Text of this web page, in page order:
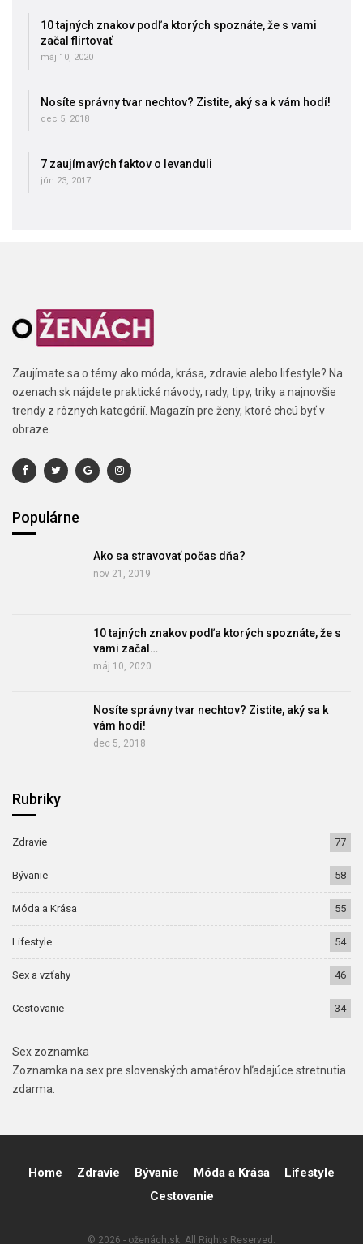
10 tajných znakov podľa ktorých spoznáte, že s vami
začal flirtovať
máj 10, 2020
Nosíte správny tvar nechtov? Zistite, aký sa k vám hodí!
dec 5, 2018
7 zaujímavých faktov o levanduli
jún 23, 2017
Zaujímate sa o témy ako móda, krása, zdravie alebo lifestyle? Na
ozenach.sk nájdete praktické návody, rady, tipy, triky a najnovšie
trendy z rôznych kategórií. Magazín pre ženy, ktoré chcú byť v
obraze.
Populárne
Ako sa stravovať počas dňa?
nov 21, 2019
10 tajných znakov podľa ktorých spoznáte, že s
vami začal…
máj 10, 2020
Nosíte správny tvar nechtov? Zistite, aký sa k
vám hodí!
dec 5, 2018
Rubriky
Zdravie 77
Bývanie 58
Móda a Krása 55
Lifestyle 54
Sex a vzťahy 46
Cestovanie 34
Sex zoznamka
Zoznamka na sex pre slovenských amatérov hľadajúce stretnutia
zdarma.
Home Zdravie Bývanie Móda a Krása
Lifestyle
Cestovanie
© 2026 - oženách.sk. All Rights Reserved.